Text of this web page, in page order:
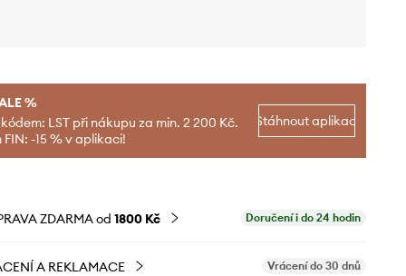
%
LST při nákupu za min. 2 200 Kč.
FIN: -15 % v aplikaci!
Stáhnout aplikaci
ZDARMA od 1800 Kč Doručení i do 24 hodin
A REKLAMACE Vrácení do 30 dnů